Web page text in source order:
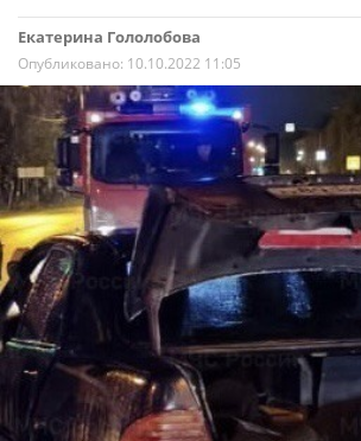
Екатерина Гололобова
Опубликовано: 10.10.2022 11:05